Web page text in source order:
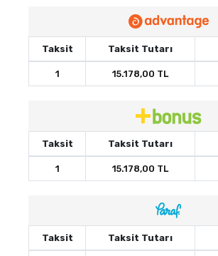
Taksit Taksit Tutarı
1 15.178,00 TL
Taksit Taksit Tutarı
1 15.178,00 TL
Taksit Taksit Tutarı